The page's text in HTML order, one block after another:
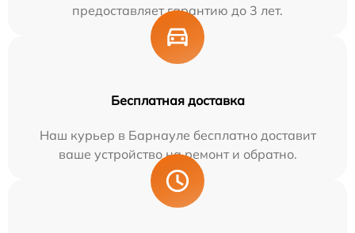
предоставляет гарантию до 3 лет.
Бесплатная доставка
Наш курьер в Барнауле бесплатно доставит
ваше устройство на ремонт и обратно.